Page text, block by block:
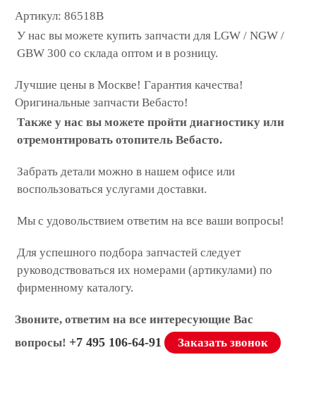
Артикул: 86518B
У нас вы можете купить запчасти для LGW / NGW /
GBW 300 со склада оптом и в розницу.
Лучшие цены в Москве! Гарантия качества!
Оригинальные запчасти Вебасто!
Также у нас вы можете пройти диагностику или
отремонтировать отопитель Вебасто.
Забрать детали можно в нашем офисе или
воспользоваться услугами доставки.
Мы с удовольствием ответим на все ваши вопросы!
Для успешного подбора запчастей следует
руководствоваться их номерами (артикулами) по
фирменному каталогу.
Звоните, ответим на все интересующие Вас
вопросы! +7 495 106-64-91 Заказать звонок